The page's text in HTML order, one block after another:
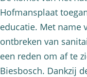
Hofmansplaat
educatie. Met name
ontbreken van
een reden om af te
Biesbosch. Dankzij